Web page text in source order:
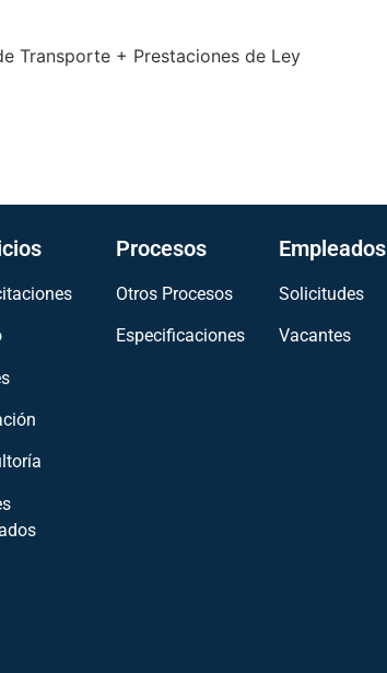
Transporte + Prestaciones de Ley
Procesos
Otros Procesos
Especificaciones
Empleados
Solicitudes
Vacantes